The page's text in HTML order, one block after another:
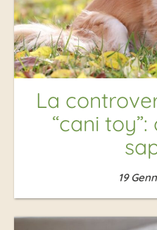
La
“cani toy”:
19